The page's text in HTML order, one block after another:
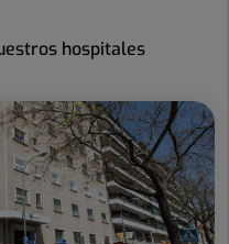
hospitales